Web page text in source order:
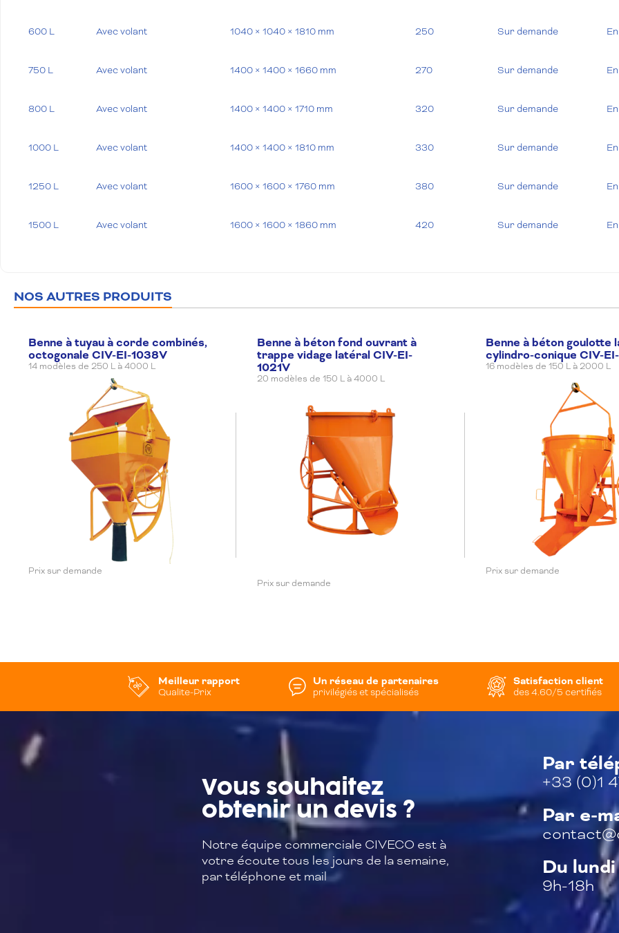
600 L Avec volant 1040 × 1040 × 1810 mm 250 Sur demande
750 L Avec volant 1400 × 1400 × 1660 mm 270 Sur demande
800 L Avec volant 1400 × 1400 × 1710 mm 320 Sur demande
1000 L Avec volant 1400 × 1400 × 1810 mm 330 Sur demande
1250 L Avec volant 1600 × 1600 × 1760 mm 380 Sur demande
1500 L Avec volant 1600 × 1600 × 1860 mm 420 Sur demande
2000 L Avec volant
2500 L Avec volant 1800 × 1800 × 2260 mm 730 Sur demande
Avec volant 2000 × 2000 × 2200 mm
Avec volant 2000 × 2000 × 2350 mm Sur demande
Avec volant 2000 × 2000 × 2500 mm Sur demande
NOS AUTRES PRODUITS
Benne à tuyau à corde combinés,
octogonale CIV-EI-1038V
14 modèles de 250 L à 4000 L
Prix sur demande
Benne à béton fond ouvrant à
trappe vidage latéral CIV-EI-
1021V
20 modèles de 150 L à 4000 L
Prix sur demande
Benne à béton goulotte
cylindro-conique CIV-
16 modèles de 150 L à 2000 L
Prix sur demande
Meilleur rapport
Qualite-Prix
Un réseau de partenaires
privilégiés et spécialisés
Satisfaction client
des 4.60/5 certifiés
Vous souhaitez
obtenir un devis ?
Notre équipe commerciale CIVECO est à
votre écoute tous les jours de la semaine,
par téléphone et mail
Par
+33 (0)1
Par e-
Du
9h-18h